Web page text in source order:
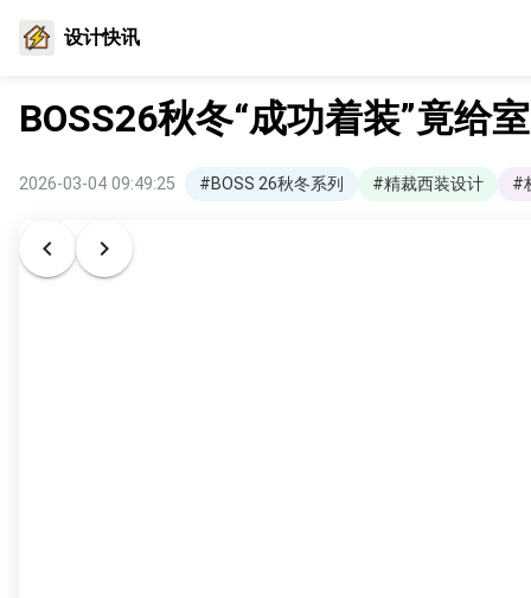
设计快讯
BOSS26秋冬“成功着装”竟给
2026-03-04 09:49:25 #BOSS 26秋冬系列 #精裁西装设计 #